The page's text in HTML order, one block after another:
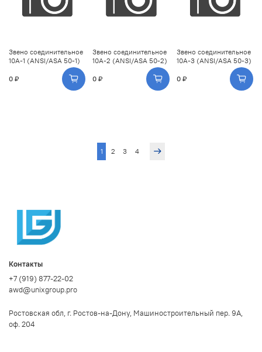
Звено соединительное
10A-1 (ANSI/ASA 50-1)
0 ₽
Звено соединительное
10A-2 (ANSI/ASA 50-2)
0 ₽
Звено соединительное
10A-3 (ANSI/ASA 50-3)
0 ₽
1 2 3 4
Контакты
+7 (919) 877-22-02
awd@unixgroup.pro
Ростовская обл, г. Ростов-на-Дону, Машиностроительный пер. 9А,
оф. 204